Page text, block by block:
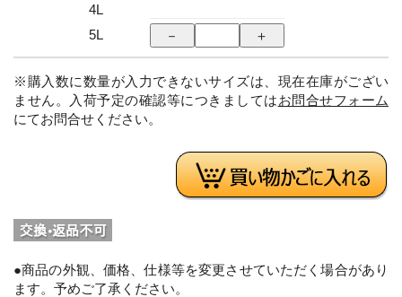
4L
5L
※購入数に数量が入力できないサイズは、現在在庫がござい
ません。入荷予定の確認等につきましてはお問合せフォーム
にてお問合せください。
●商品の外観、価格、仕様等を変更させていただく場合があり
ます。予めご了承ください。